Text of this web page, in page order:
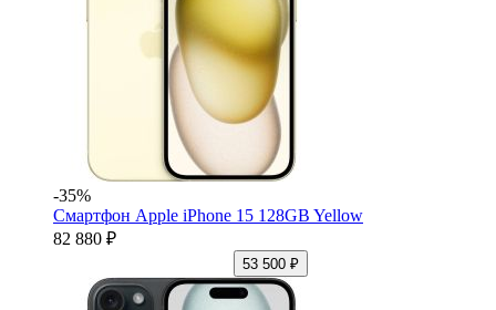
-35%
Смартфон Apple iPhone 15 128GB Yellow
82 880 ₽
53 500 ₽